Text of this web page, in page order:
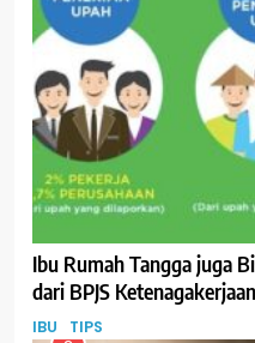
Ibu Rumah Tangga juga
dari BPJS
IBU TIPS